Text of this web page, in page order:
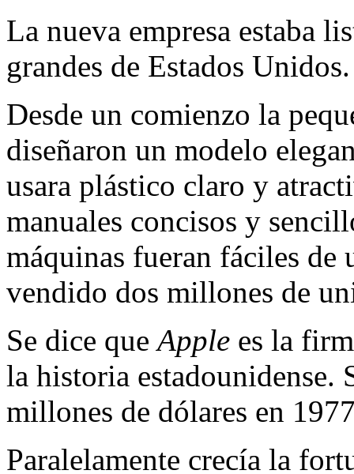
La nueva empresa estaba
grandes de Es­tados Unidos.
Desde un comienzo la
diseñaron un mo­delo
usara plástico claro y
manuales concisos y
máquinas fueran fáciles de
vendido dos millones de
Se dice queApple es la
la historia es­tadounidense.
millones de dólares en
Paralelamente crecía la